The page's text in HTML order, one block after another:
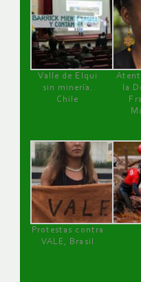
Valle de Elqui
sin minería.
Chile
la
Protestas contra
VALE, Brasil